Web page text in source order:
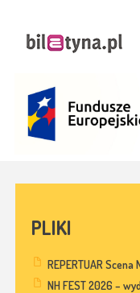
PLIKI
REPERTUAR
NH FEST 2026 –